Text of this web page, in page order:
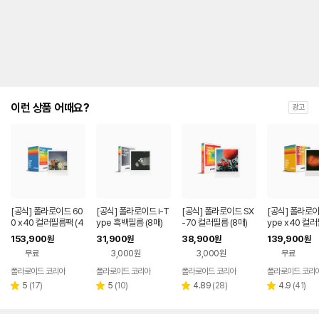
이런 상품 어때요? 광고
[공식] 폴라로이드 60
0 x40 컬러필름팩 (4
0매)
153,900원
무료
폴라로이드 코리아
별 5 리
(17)
[공식] 폴라로이드 i-T
ype 흑백필름 (8매)
31,900원
3,000원
폴라로이드 코리아
별 5 리
(10)
[공식] 폴라로이드 SX
-70 컬러필름 (8매)
38,900원
3,000원
폴라로이드 코리아
별 4.89 리
(28)
[공식] 폴라로
ype x40 컬러
(40매)
139,900원
무료
폴라로이드 코리
별 4.9 리
(41)